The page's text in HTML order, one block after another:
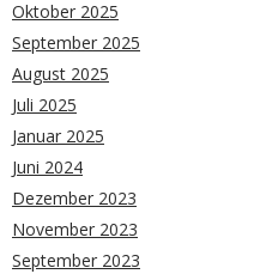
Oktober 2025
September 2025
August 2025
Juli 2025
Januar 2025
Juni 2024
Dezember 2023
November 2023
September 2023